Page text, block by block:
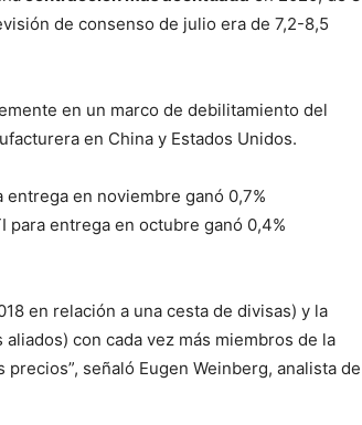
de consenso de julio era de 7,2-8,5
en un marco de debilitamiento del
en China y Estados Unidos.
en noviembre ganó 0,7%
para entrega en octubre ganó 0,4%
en relación a una cesta de divisas) y la
con cada vez más miembros de la
señaló Eugen Weinberg, analista de